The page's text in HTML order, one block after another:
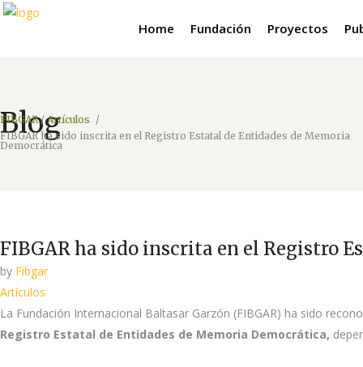
Home Fundación Proyectos
Blog
FIBGAR/Artículos /
FIBGAR ha sido inscrita en el Registro Estatal de Entidades de Memoria
Democrática
FIBGAR ha sido inscrita en el Registro
by Fibgar
Artículos
La Fundación Internacional Baltasar Garzón (FIBGAR) ha sido
Registro Estatal de Entidades de Memoria Democrática,